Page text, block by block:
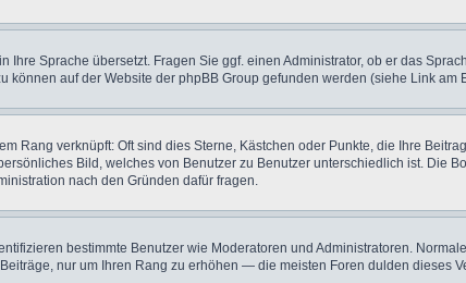
Sprache übersetzt. Fragen Sie ggf. einen Administrator, ob er das
auf der Website der phpBB Group gefunden werden (siehe Link am
verknüpft: Oft sind dies Sterne, Kästchen oder Punkte, die Ihre
Bild, welches von Benutzer zu Benutzer unterschiedlich ist. Die
nach den Gründen dafür fragen.
bestimmte Benutzer wie Moderatoren und Administratoren.
nur um Ihren Rang zu erhöhen — die meisten Foren dulden dieses